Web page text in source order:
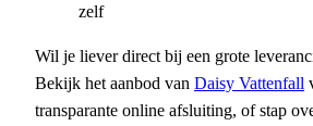
zelf
Wil je liever direct bij een grote
Bekijk het aanbod van Daisy Vattenfall
transparante online afsluiting, of stap